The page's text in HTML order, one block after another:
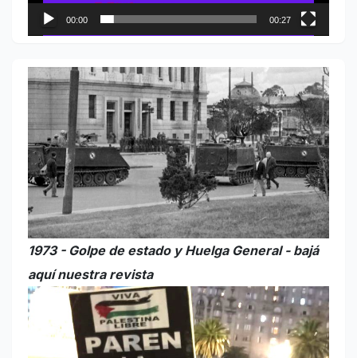
00:00 00:27
1973 - Golpe de estado y Huelga General - bajá
aquí nuestra revista